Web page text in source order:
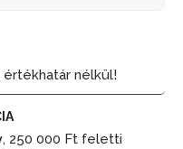
értékhatár nélkül!
, 250 000 Ft feletti